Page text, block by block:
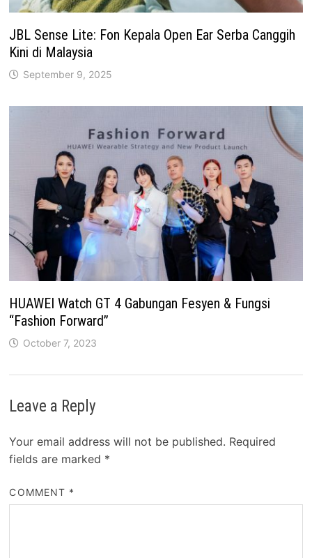
JBL Sense Lite: Fon Kepala Open Ear Serba Canggih
Kini di Malaysia
September 9, 2025
HUAWEI Watch GT 4 Gabungan Fesyen & Fungsi
“Fashion Forward”
October 7, 2023
Leave a Reply
Your email address will not be published. Required
fields are marked *
COMMENT *